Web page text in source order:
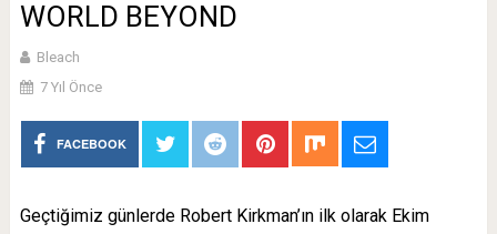
WORLD BEYOND
Bleach
7 Yıl Önce
FACEBOOK
Geçtiğimiz günlerde Robert Kirkman’ın ilk olarak Ekim